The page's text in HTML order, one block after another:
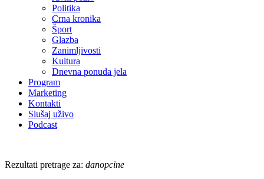
Politika
Crna kronika
Šport
Glazba
Zanimljivosti
Kultura
Dnevna ponuda jela
Program
Marketing
Kontakti
Slušaj uživo
Podcast
Rezultati pretrage za: danopcine